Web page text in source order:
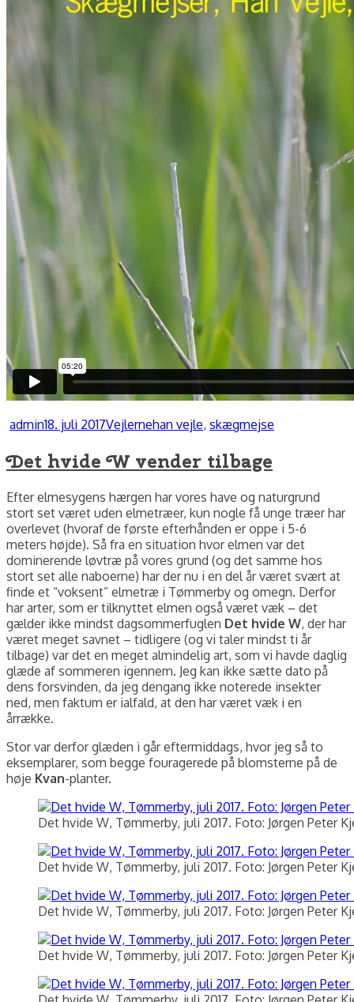
Forfatter
adminUdgivet
18. juli 2017Kategorier
VejlerneTags
han vejle, skægmejse
Det hvide W vender tilbage
Efter elmesygens hærgen har vores have og naturgrund
stort set været uden elmetræer, kun nogle få unge træer har
overlevet (hvoraf de første efterhånden er oppe i 5-6
meters højde). Så fra en situation hvor elmen var det
dominerende løvtræ på vores grund (og det samme hos
stort set alle naboerne) har der nu i en del år været svært at
finde et “voksent” elmetræ i Tømmerby og omegn. Derfor
har arter, som er tilknyttet elmen også været væk – det
gælder ikke mindst dagsommerfuglen Det hvide W, der har
været meget savnet – tidligere (og vi taler mindst ti år
tilbage) var det en meget almindelig art, som vi havde daglig
glæde af sommeren igennem. Jeg kan ikke sætte dato på
dens forsvinden, da jeg dengang ikke noterede insekter
ned, men faktum er ialfald, at den har været væk i en
årrække.
Stor var derfor glæden i går eftermiddags, hvor jeg så to
eksemplarer, som begge fouragerede på blomsterne på de
høje Kvan-planter.
Det hvide W, Tømmerby, juli 2017. Foto: Jørgen Peter
Det hvide W, Tømmerby, juli 2017. Foto: Jørgen Peter
Det hvide W, Tømmerby, juli 2017. Foto: Jørgen Peter
Det hvide W, Tømmerby, juli 2017. Foto: Jørgen Peter